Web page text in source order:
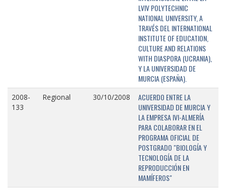
LVIV POLYTECHNIC
NATIONAL UNIVERSITY, A
TRAVÉS DEL INTERNATIONAL
INSTITUTE OF EDUCATION,
CULTURE AND RELATIONS
WITH DIASPORA (UCRANIA),
Y LA UNIVERSIDAD DE
MURCIA (ESPAÑA).
2008-
133
Regional 30/10/2008
ACUERDO ENTRE LA
UNIVERSIDAD DE MURCIA Y
LA EMPRESA IVI-ALMERÍA
PARA COLABORAR EN EL
PROGRAMA OFICIAL DE
POSTGRADO "BIOLOGÍA Y
TECNOLOGÍA DE LA
REPRODUCCIÓN EN
MAMÍFEROS"